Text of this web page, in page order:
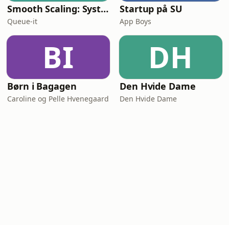
Smooth Scaling: System Design for High Traffic
Queue-it
Startup på SU
App Boys
BI
Børn i Bagagen
Caroline og Pelle Hvenegaard
DH
Den Hvide Dame
Den Hvide Dame